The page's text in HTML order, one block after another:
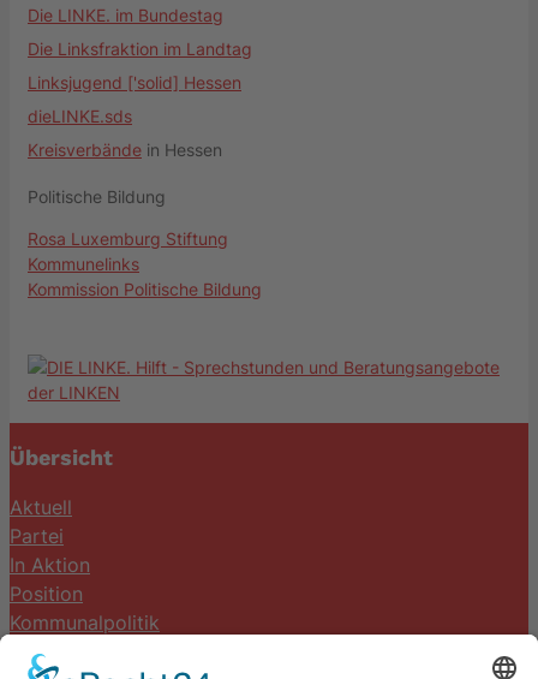
Die LINKE. im Bundestag
Die Linksfraktion im Landtag
Linksjugend ['solid] Hessen
dieLINKE.sds
Kreisverbände in Hessen
Politische Bildung
Rosa Luxemburg Stiftung
Kommunelinks
Kommission Politische Bildung
Übersicht
Aktuell
Partei
In Aktion
Position
Kommunalpolitik
Termine